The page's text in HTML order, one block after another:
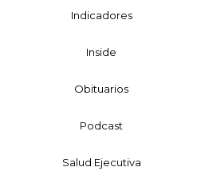
Indicadores
Inside
Obituarios
Podcast
Salud Ejecutiva